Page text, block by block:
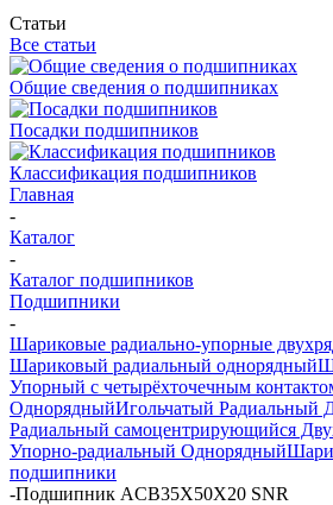
Статьи
Все статьи
Общие сведения о подшипниках
Посадки подшипников
Классификация подшипников
Главная
-
Каталог
-
Каталог подшипников
Подшипники
-
Шариковые радиально-упорные
Шариковый радиальный однорядный
Упорный с четырёхточечным
ОднорядныйИгольчатый Радиальный
Радиальный самоцентрирующийся
Упорно-радиальный Однорядный
подшипники
-Подшипник ACB35X50X20 SNR